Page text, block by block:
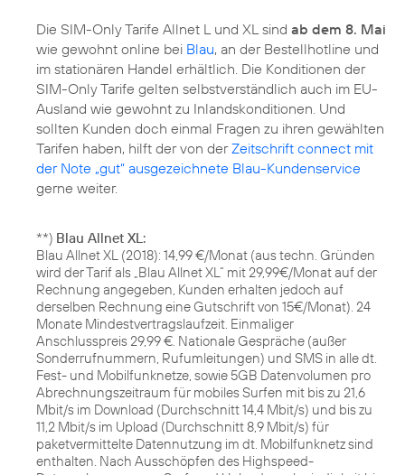
Die SIM-Only Tarife Allnet L und XL sind ab dem 8. Mai
wie gewohnt online bei Blau, an der Bestellhotline und
im stationären Handel erhältlich. Die Konditionen der
SIM-Only Tarife gelten selbstverständlich auch im EU-
Ausland wie gewohnt zu Inlandskonditionen. Und
sollten Kunden doch einmal Fragen zu ihren gewählten
Tarifen haben, hilft der von derZeitschrift connect mit
der Note „gut“ ausgezeichnete Blau-Kundenservice
gerne weiter.
**) Blau Allnet XL:
Blau Allnet XL (2018): 14,99 €/Monat (aus techn. Gründen
wird der Tarif als „Blau Allnet XL“ mit 29,99€/Monat auf der
Rechnung angegeben, Kunden erhalten jedoch auf
derselben Rechnung eine Gutschrift von 15€/Monat). 24
Monate Mindestvertragslaufzeit. Einmaliger
Anschlusspreis 29,99 €. Nationale Gespräche (außer
Sonderrufnummern, Rufumleitungen) und SMS in alle dt.
Fest- und Mobilfunknetze, sowie 5GB Datenvolumen pro
Abrechnungszeitraum für mobiles Surfen mit bis zu 21,6
Mbit/s im Download (Durchschnitt 14,4 Mbit/s) und bis zu
11,2 Mbit/s im Upload (Durchschnitt 8,9 Mbit/s) für
paketvermittelte Datennutzung im dt. Mobilfunknetz sind
enthalten. Nach Ausschöpfen des Highspeed-